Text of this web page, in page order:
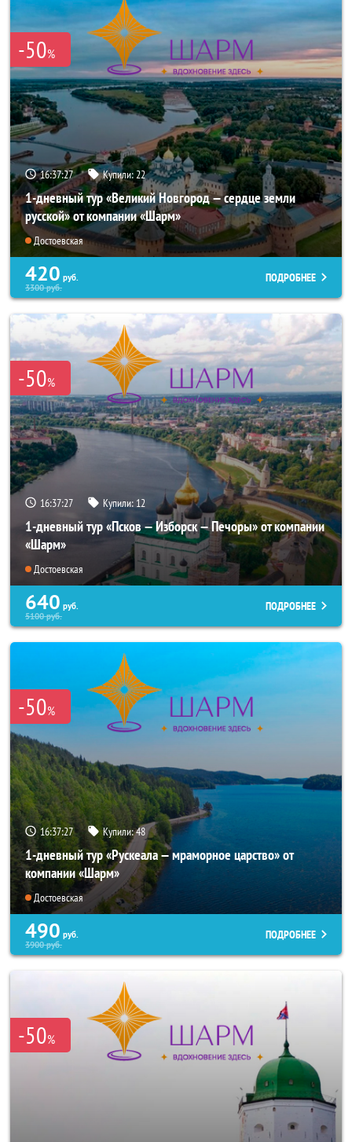
-50%
16:37:26 Купили: 22
1-дневный тур «Великий Новгород — сердце земли
русской» от компании «Шарм»
Достоевская
420 руб.
3300руб.
ПОДРОБНЕЕ
-50%
16:37:26 Купили: 12
1-дневный тур «Псков — Изборск — Печоры» от компании
«Шарм»
Достоевская
640 руб.
5100руб.
ПОДРОБНЕЕ
-50%
16:37:26 Купили:48
1-дневный тур «Рускеала — мраморное царство» от
компании «Шарм»
Достоевская
490 руб.
3900руб.
ПОДРОБНЕЕ
-50%